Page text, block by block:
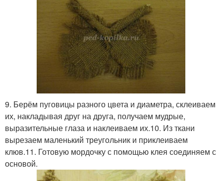
9. Берём пуговицы разного цвета и диаметра, склеиваем
их, накладывая друг на друга, получаем мудрые,
выразительные глаза и наклеиваем их.10. Из ткани
вырезаем маленький треугольник и приклеиваем
клюв.11. Готовую мордочку с помощью клея соединяем с
основой.